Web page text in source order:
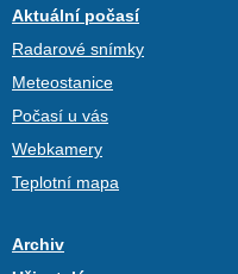
Aktuální počasí
Radarové snímky
Meteostanice
Počasí u vás
Webkamery
Teplotní mapa
Archiv